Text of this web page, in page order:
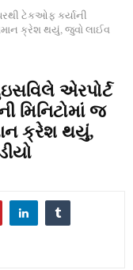
ટેકઓફ કર્યાની
ક્રેશ થયું, જુવો લાઈવ
એરપોર્ટ
મિનિટોમાં જ
ક્રેશ થયું,